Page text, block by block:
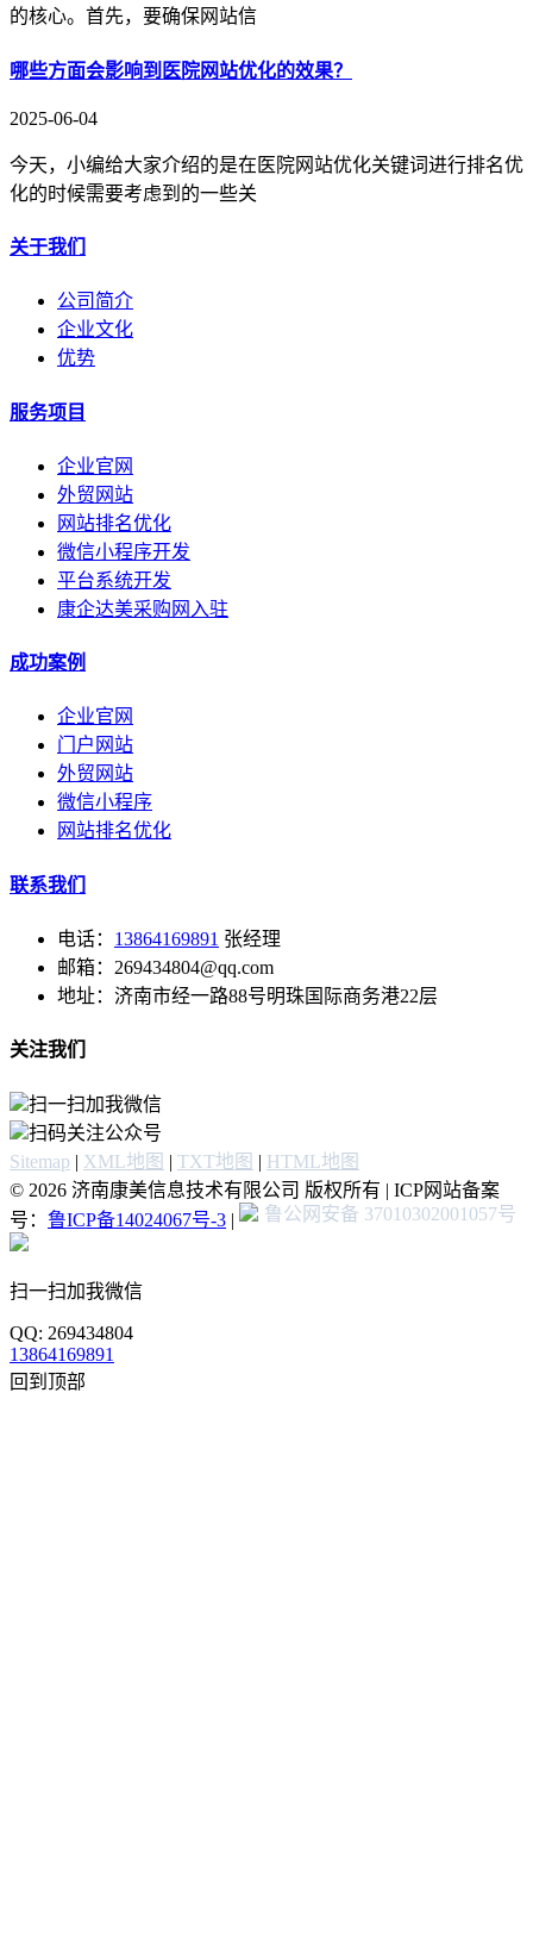
的核心。首先，要确保网站信
哪些方面会影响到医院网站优化的效果？
2025-06-04
今天，小编给大家介绍的是在医院网站优化关键词进行排名优
化的时候需要考虑到的一些关
关于我们
公司简介
企业文化
优势
服务项目
企业官网
外贸网站
网站排名优化
微信小程序开发
平台系统开发
康企达美采购网入驻
成功案例
企业官网
门户网站
外贸网站
微信小程序
网站排名优化
联系我们
电话： 13864169891 张经理
邮箱：269434804@qq.com
地址：济南市经一路88号明珠国际商务港22层
关注我们
扫一扫加我微信
扫码关注公众号
Sitemap | XML地图 | TXT地图 | HTML地图
© 2026 济南康美信息技术有限公司 版权所有 | ICP网站备案
号： 鲁ICP备14024067号-3 | 鲁公网安备 37010302001057号
扫一扫加我微信
QQ: 269434804
13864169891
回到顶部